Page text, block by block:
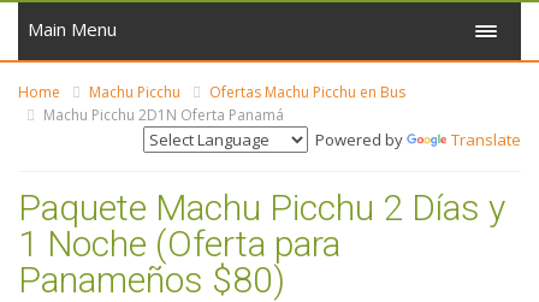
Main Menu
Home Machu Picchu
Ofertas Machu Picchu en Bus
Machu Picchu 2D1N Oferta Panamá
Powered by Translate
Paquete Machu Picchu 2 Días y
1 Noche (Oferta para
Panameños $80)